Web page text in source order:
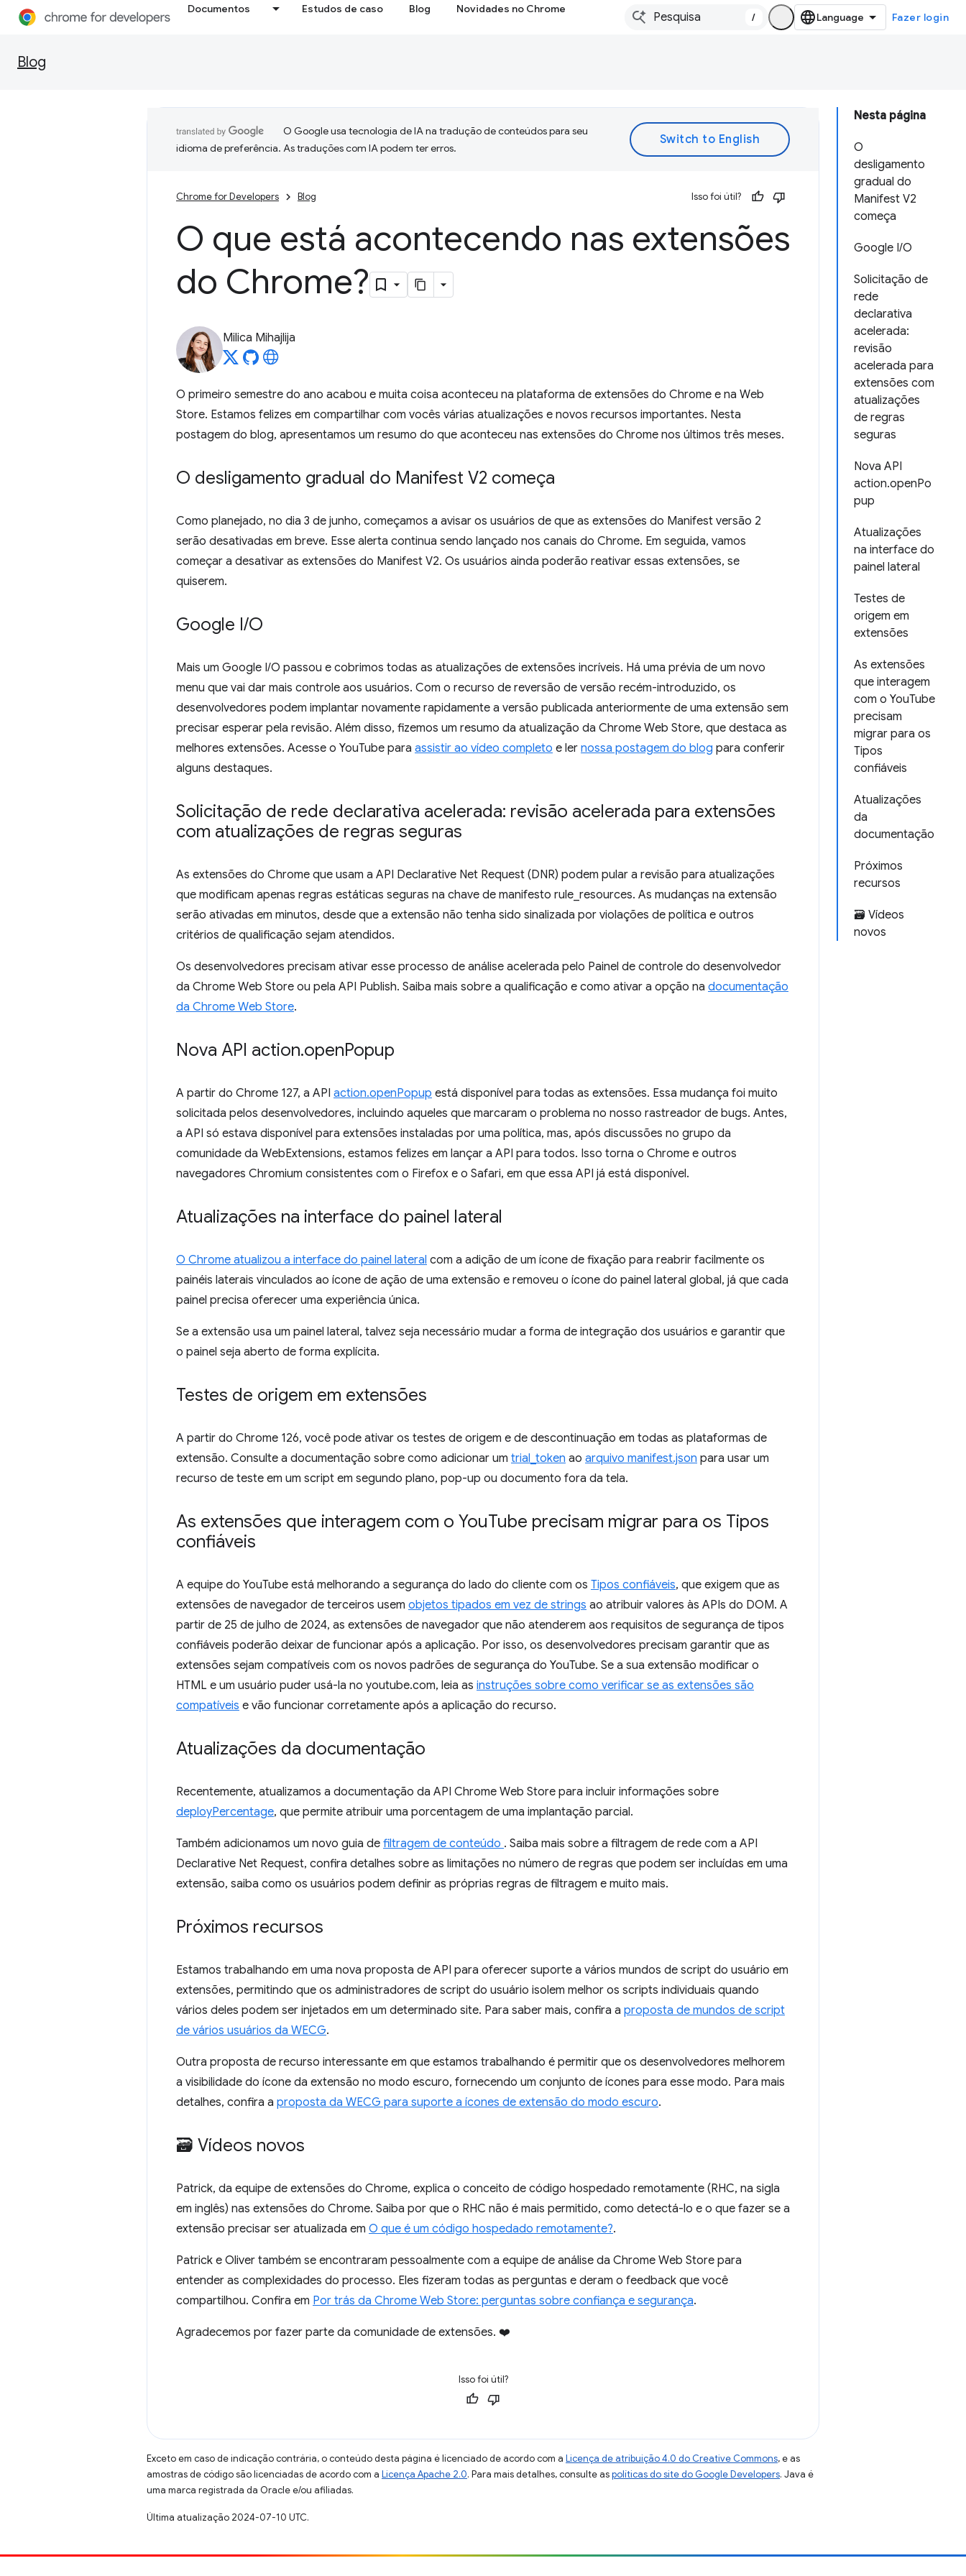
Documentos Estudos de caso Blog Novidades no Chrome
/ Fazer login
Blog
Nesta página
O
desligamento
gradual do
Manifest V2
começa
Google I/O
Solicitação de
rede
declarativa
acelerada:
revisão
acelerada para
extensões com
atualizações
de regras
seguras
Nova API
action.openPo
pup
Atualizações
na interface do
painel lateral
Testes de
origem em
extensões
As extensões
que interagem
com o YouTube
precisam
migrar para os
Tipos
confiáveis
Atualizações
da
documentação
Próximos
recursos
🗃️ Vídeos
novos
O Google usa tecnologia de IA na tradução de conteúdos para seu
idioma de preferência. As traduções com IA podem ter erros.
Chrome for Developers Blog Isso foi útil?
O que está acontecendo nas extensões
do Chrome?
Milica Mihajlija
O primeiro semestre do ano acabou e muita coisa aconteceu na plataforma de extensões do Chrome e na Web
Store. Estamos felizes em compartilhar com vocês várias atualizações e novos recursos importantes. Nesta
postagem do blog, apresentamos um resumo do que aconteceu nas extensões do Chrome nos últimos três meses.
O desligamento gradual do Manifest V2 começa
Como planejado, no dia 3 de junho, começamos a avisar os usuários de que as extensões do Manifest versão 2
serão desativadas em breve. Esse alerta continua sendo lançado nos canais do Chrome. Em seguida, vamos
começar a desativar as extensões do Manifest V2. Os usuários ainda poderão reativar essas extensões, se
quiserem.
Google I/O
Mais um Google I/O passou e cobrimos todas as atualizações de extensões incríveis. Há uma prévia de um novo
menu que vai dar mais controle aos usuários. Com o recurso de reversão de versão recém-introduzido, os
desenvolvedores podem implantar novamente rapidamente a versão publicada anteriormente de uma extensão sem
precisar esperar pela revisão. Além disso, fizemos um resumo da atualização da Chrome Web Store, que destaca as
melhores extensões. Acesse o YouTube para assistir ao vídeo completo e ler nossa postagem do blog para conferir
alguns destaques.
Solicitação de rede declarativa acelerada: revisão acelerada para extensões
com atualizações de regras seguras
As extensões do Chrome que usam a API Declarative Net Request (DNR) podem pular a revisão para atualizações
que modificam apenas regras estáticas seguras na chave de manifesto rule_resources. As mudanças na extensão
serão ativadas em minutos, desde que a extensão não tenha sido sinalizada por violações de política e outros
critérios de qualificação sejam atendidos.
Os desenvolvedores precisam ativar esse processo de análise acelerada pelo Painel de controle do desenvolvedor
da Chrome Web Store ou pela API Publish. Saiba mais sobre a qualificação e como ativar a opção na documentação
da Chrome Web Store.
Nova API action.openPopup
A partir do Chrome 127, a API action.openPopup está disponível para todas as extensões. Essa mudança foi muito
solicitada pelos desenvolvedores, incluindo aqueles que marcaram o problema no nosso rastreador de bugs. Antes,
a API só estava disponível para extensões instaladas por uma política, mas, após discussões no grupo da
comunidade da WebExtensions, estamos felizes em lançar a API para todos. Isso torna o Chrome e outros
navegadores Chromium consistentes com o Firefox e o Safari, em que essa API já está disponível.
Atualizações na interface do painel lateral
O Chrome atualizou a interface do painel lateral com a adição de um ícone de fixação para reabrir facilmente os
painéis laterais vinculados ao ícone de ação de uma extensão e removeu o ícone do painel lateral global, já que cada
painel precisa oferecer uma experiência única.
Se a extensão usa um painel lateral, talvez seja necessário mudar a forma de integração dos usuários e garantir que
o painel seja aberto de forma explícita.
Testes de origem em extensões
A partir do Chrome 126, você pode ativar os testes de origem e de descontinuação em todas as plataformas de
extensão. Consulte a documentação sobre como adicionar um trial_token ao arquivo manifest.json para usar um
recurso de teste em um script em segundo plano, pop-up ou documento fora da tela.
As extensões que interagem com o YouTube precisam migrar para os Tipos
confiáveis
A equipe do YouTube está melhorando a segurança do lado do cliente com os Tipos confiáveis, que exigem que as
extensões de navegador de terceiros usem objetos tipados em vez de strings ao atribuir valores às APIs do DOM. A
partir de 25 de julho de 2024, as extensões de navegador que não atenderem aos requisitos de segurança de tipos
confiáveis poderão deixar de funcionar após a aplicação. Por isso, os desenvolvedores precisam garantir que as
extensões sejam compatíveis com os novos padrões de segurança do YouTube. Se a sua extensão modificar o
HTML e um usuário puder usá-la no youtube.com, leia as instruções sobre como verificar se as extensões são
compatíveis e vão funcionar corretamente após a aplicação do recurso.
Atualizações da documentação
Recentemente, atualizamos a documentação da API Chrome Web Store para incluir informações sobre
deployPercentage, que permite atribuir uma porcentagem de uma implantação parcial.
Também adicionamos um novo guia de filtragem de conteúdo . Saiba mais sobre a filtragem de rede com a API
Declarative Net Request, confira detalhes sobre as limitações no número de regras que podem ser incluídas em uma
extensão, saiba como os usuários podem definir as próprias regras de filtragem e muito mais.
Próximos recursos
Estamos trabalhando em uma nova proposta de API para oferecer suporte a vários mundos de script do usuário em
extensões, permitindo que os administradores de script do usuário isolem melhor os scripts individuais quando
vários deles podem ser injetados em um determinado site. Para saber mais, confira a proposta de mundos de script
de vários usuários da WECG.
Outra proposta de recurso interessante em que estamos trabalhando é permitir que os desenvolvedores melhorem
a visibilidade do ícone da extensão no modo escuro, fornecendo um conjunto de ícones para esse modo. Para mais
detalhes, confira a proposta da WECG para suporte a ícones de extensão do modo escuro.
🗃️ Vídeos novos
Patrick, da equipe de extensões do Chrome, explica o conceito de código hospedado remotamente (RHC, na sigla
em inglês) nas extensões do Chrome. Saiba por que o RHC não é mais permitido, como detectá-lo e o que fazer se a
extensão precisar ser atualizada em O que é um código hospedado remotamente?.
Patrick e Oliver também se encontraram pessoalmente com a equipe de análise da Chrome Web Store para
entender as complexidades do processo. Eles fizeram todas as perguntas e deram o feedback que você
compartilhou. Confira em Por trás da Chrome Web Store: perguntas sobre confiança e segurança.
Agradecemos por fazer parte da comunidade de extensões. ❤️
Isso foi útil?
Exceto em caso de indicação contrária, o conteúdo desta página é licenciado de acordo com a Licença de atribuição 4.0 do Creative Commons, e as
amostras de código são licenciadas de acordo com a Licença Apache 2.0. Para mais detalhes, consulte aspolíticas do site do Google Developers. Java é
uma marca registrada da Oracle e/ou afiliadas.
Última atualização 2024-07-10 UTC.